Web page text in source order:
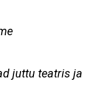
juttu teatris ja